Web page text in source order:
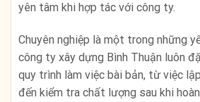
yên tâm khi hợp tác với công ty.
Chuyên nghiệp là một trong những
công ty xây dựng Bình Thuận luôn
quy trình làm việc bài bản, từ việc
đến kiểm tra chất lượng sau khi